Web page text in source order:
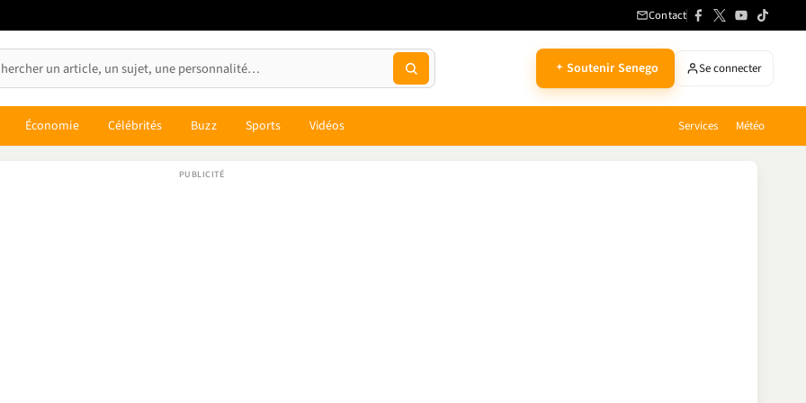
Contact
Soutenir Senego Se connecter
Économie Célébrités Buzz Sports Vidéos Services Météo